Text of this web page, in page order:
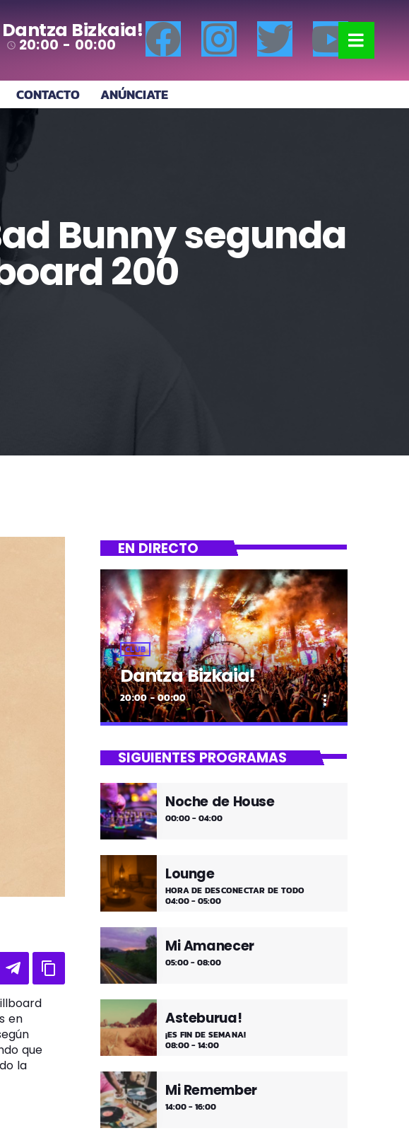
Dantza Bizkaia!
access_time 20:00 - 00:00
CONTACTO ANÚNCIATE
Bunny segunda
200
en
que
la
EN DIRECTO
CLUB
Dantza Bizkaia!
20:00 - 00:00 more_vert
Dantza Bizkaia!
Dantza Bizkaia!
SIGUIENTES PROGRAMAS
Noche de House
00:00 - 04:00
Lounge
HORA DE DESCONECTAR DE TODO
04:00 - 05:00
Mi Amanecer
05:00 - 08:00
Asteburua!
¡ES FIN DE SEMANA!
08:00 - 14:00
Mi Remember
14:00 - 16:00